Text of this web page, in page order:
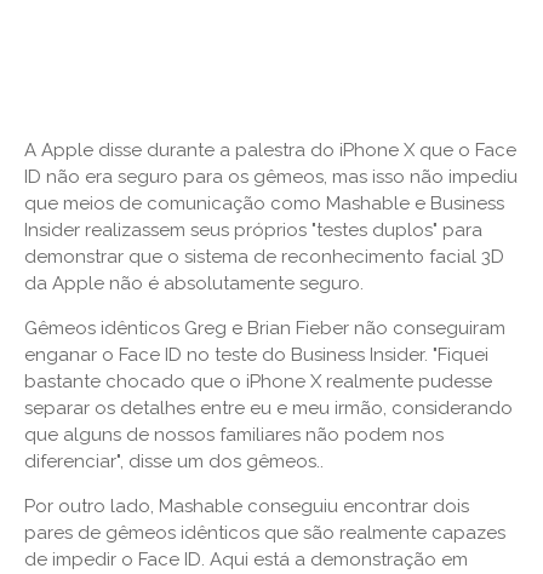
A Apple disse durante a palestra do iPhone X que o Face
ID não era seguro para os gêmeos, mas isso não impediu
que meios de comunicação como Mashable e Business
Insider realizassem seus próprios "testes duplos" para
demonstrar que o sistema de reconhecimento facial 3D
da Apple não é absolutamente seguro.
Gêmeos idênticos Greg e Brian Fieber não conseguiram
enganar o Face ID no teste do Business Insider. "Fiquei
bastante chocado que o iPhone X realmente pudesse
separar os detalhes entre eu e meu irmão, considerando
que alguns de nossos familiares não podem nos
diferenciar", disse um dos gêmeos..
Por outro lado, Mashable conseguiu encontrar dois
pares de gêmeos idênticos que são realmente capazes
de impedir o Face ID. Aqui está a demonstração em